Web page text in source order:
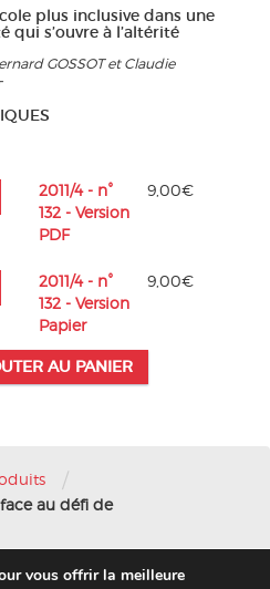
plus inclusive dans une
qui s’ouvre à l’altérité
GOSSOT et Claudie
2011/4 - n°
132 - Version
PDF
9,00€
2011/4 - n°
132 - Version
Papier
9,00€
AU PANIER
/
face au défi de
-Mentions légales
vous offrir la meilleure